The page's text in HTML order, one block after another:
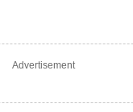
Advertisement